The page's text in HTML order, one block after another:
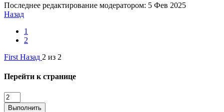
Последнее редактирование модератором: 5 Фев 2025
Назад
1
2
First Назад 2 из 2
Перейти к странице
Выполнить